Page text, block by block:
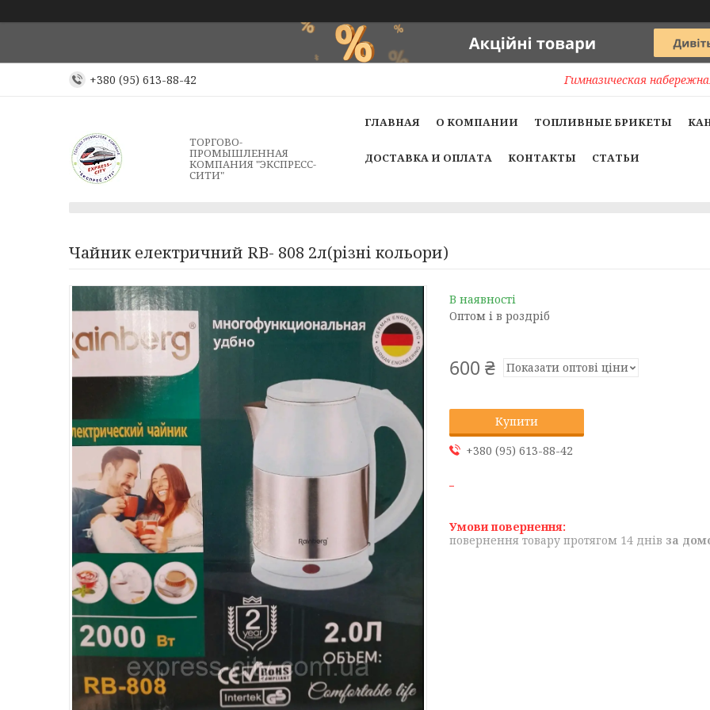
+380 (95) 613-88-42 Гимназическая
ТОРГОВО-
ПРОМЫШЛЕННАЯ
КОМПАНИЯ "ЭКСПРЕСС-
СИТИ"
ГЛАВНАЯ О КОМПАНИИ ТОПЛИВНЫЕ БРИКЕТЫ
ДОСТАВКА И ОПЛАТА КОНТАКТЫ СТАТЬИ
Чайник електричний RB- 808 2л(різні кольори)
В наявності
Оптом і в роздріб
600 ₴ Показати оптові ціни
Купити
+380 (95) 613-88-42
повернення товару протягом 14 днів за